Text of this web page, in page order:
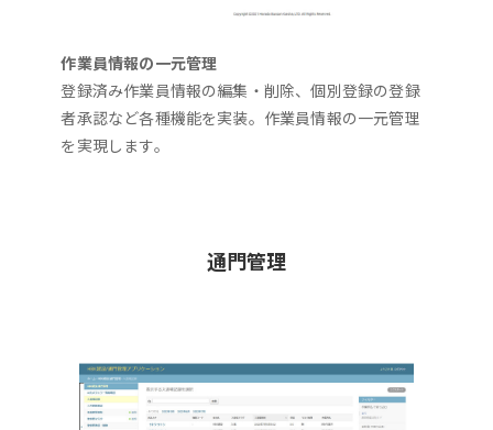
作業員情報の一元管理
登録済み作業員情報の編集・削除、個別登録の登録
者承認など各種機能を実装。作業員情報の一元管理
を実現します。
通門管理